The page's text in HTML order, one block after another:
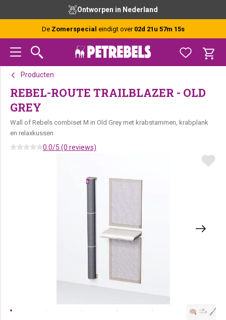
hoofdnavigatie
hoofd
inhoud
voettekst
Ontworpen in Nederland
De Zomerspecial eindigt over 02d 21u 57m 15s
Producten
REBEL-ROUTE TRAILBLAZER - OLD
GREY
Wall of Rebels combiset M in Old Grey met krabstammen, krabplank
en relaxkussen
0.0/5 (0 reviews)